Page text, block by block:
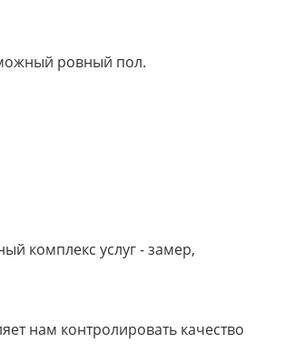
ровный пол.
комплекс услуг - замер,
нам контролировать качество